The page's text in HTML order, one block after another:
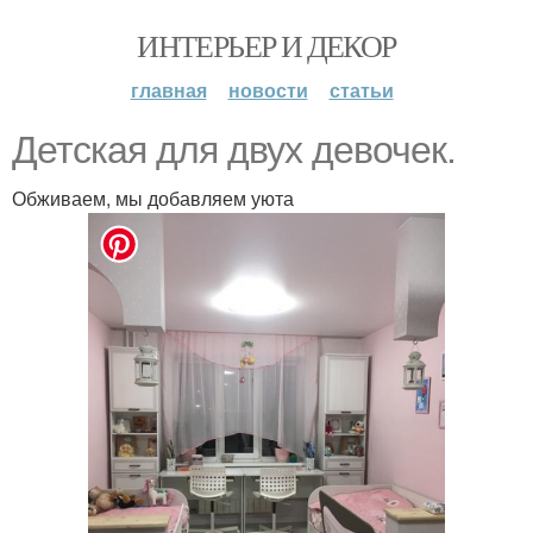
ИНТЕРЬЕР И ДЕКОР
главная новости статьи
Детская для двух девочек.
Обживаем, мы добавляем уюта